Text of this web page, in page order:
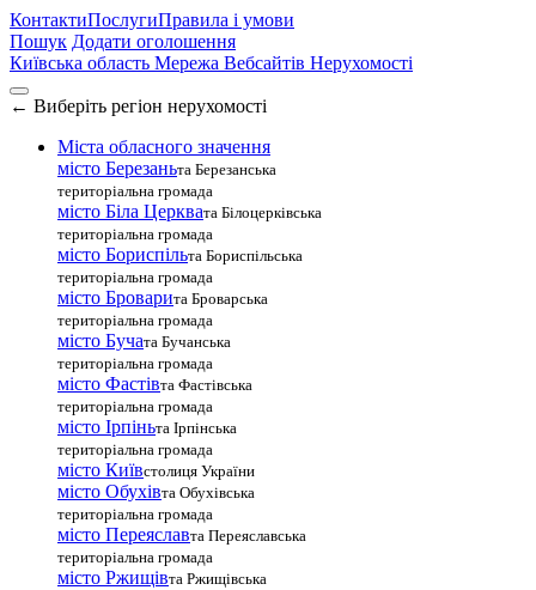
КонтактиПослугиПравила і умови
Пошук Додати оголошення
Київська область Мережа Вебсайтів Нерухомості
← Виберіть регіон нерухомості
Міста обласного значення
місто Березаньта Березанська
територіальна громада
місто Біла Церквата Білоцерківська
територіальна громада
місто Бориспільта Бориспільська
територіальна громада
місто Броварита Броварська
територіальна громада
місто Бучата Бучанська
територіальна громада
місто Фастівта Фастівська
територіальна громада
місто Ірпіньта Ірпінська
територіальна громада
місто Київстолиця України
місто Обухівта Обухівська
територіальна громада
місто Переяславта Переяславська
територіальна громада
місто Ржищівта Ржищівська